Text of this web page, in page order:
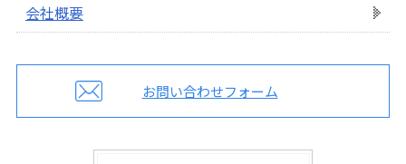
会社概要
お問い合わせフォーム